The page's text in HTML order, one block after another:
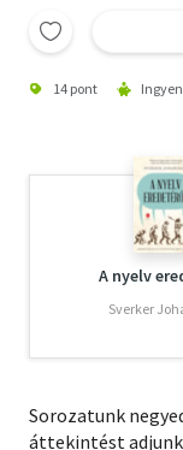
14 pont
A nyelv
Sverker
Sorozatunk
áttekintést